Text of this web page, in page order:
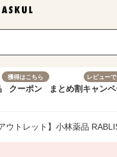
獲得はこちら
クーポン まとめ割
レビュー
キャン
アウトレット】小林薬品